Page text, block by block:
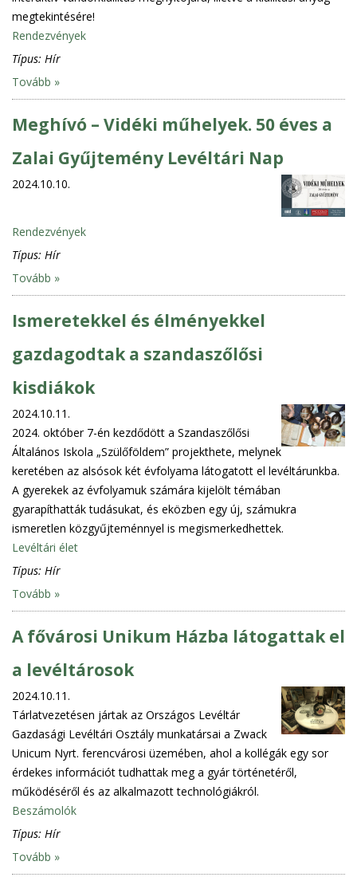
megtekintésére!
Rendezvények
Típus: Hír
Tovább »
Meghívó – Vidéki műhelyek. 50 éves a
Zalai Gyűjtemény Levéltári Nap
2024.10.10.
Rendezvények
Típus: Hír
Tovább »
Ismeretekkel és élményekkel
gazdagodtak a szandaszőlősi
kisdiákok
2024.10.11.
2024. október 7-én kezdődött a Szandaszőlősi
Általános Iskola „Szülőföldem” projekthete, melynek
keretében az alsósok két évfolyama látogatott el levéltárunkba.
A gyerekek az évfolyamuk számára kijelölt témában
gyarapíthatták tudásukat, és eközben egy új, számukra
ismeretlen közgyűjteménnyel is megismerkedhettek.
Levéltári élet
Típus: Hír
Tovább »
A fővárosi Unikum Házba látogattak el
a levéltárosok
2024.10.11.
Tárlatvezetésen jártak az Országos Levéltár
Gazdasági Levéltári Osztály munkatársai a Zwack
Unicum Nyrt. ferencvárosi üzemében, ahol a kollégák egy sor
érdekes információt tudhattak meg a gyár történetéről,
működéséről és az alkalmazott technológiákról.
Beszámolók
Típus: Hír
Tovább »